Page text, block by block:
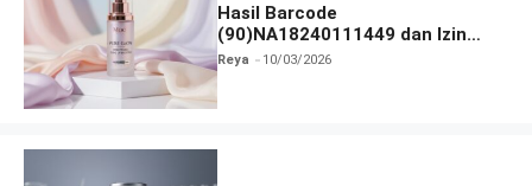
Hasil Barcode
(90)NA18240111449 dan Izin
BPOM
Reya 10/03/2026